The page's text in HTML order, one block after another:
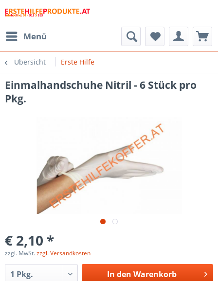
Menü
Übersicht Erste Hilfe
Einmalhandschuhe Nitril - 6 Stück pro
Pkg.
€ 2,10 *
zzgl. MwSt.zzgl. Versandkosten
In den Warenkorb